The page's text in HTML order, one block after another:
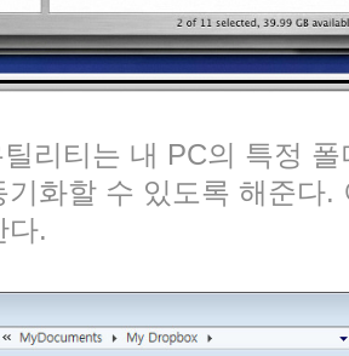
리티는 내 PC의 특정
기화할 수 있도록 해준다.
다.